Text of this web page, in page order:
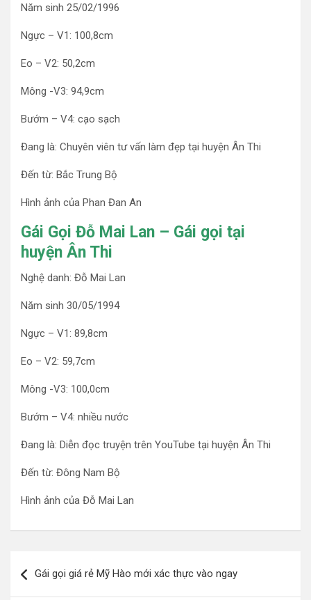
Năm sinh 25/02/1996
Ngực – V1: 100,8cm
Eo – V2: 50,2cm
Mông -V3: 94,9cm
Bướm – V4: cạo sạch
Đang là: Chuyên viên tư vấn làm đẹp tại huyện Ân Thi
Đến từ: Bắc Trung Bộ
Hình ảnh của Phan Đan An
Gái Gọi Đỗ Mai Lan – Gái gọi tại
huyện Ân Thi
Nghệ danh: Đỗ Mai Lan
Năm sinh 30/05/1994
Ngực – V1: 89,8cm
Eo – V2: 59,7cm
Mông -V3: 100,0cm
Bướm – V4: nhiều nước
Đang là: Diễn đọc truyện trên YouTube tại huyện Ân Thi
Đến từ: Đông Nam Bộ
Hình ảnh của Đỗ Mai Lan
hướng
Gái gọi giá rẻ Mỹ Hào mới xác thực vào ngay